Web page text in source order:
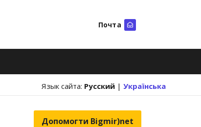
Почта
Язык сайта: Русский | Українська
Допомогти Bigmir)net